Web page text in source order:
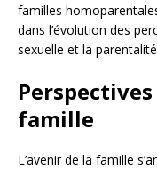
familles
dans l’évolution des
sexuelle et la
famille
L’avenir de la famille